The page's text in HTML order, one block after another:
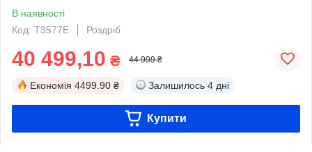
В наявності
Код: T3577E
Роздріб
40 499,10 ₴ 44 999 ₴
Економія 4499.90 ₴ Залишилось 4 дні
Купити